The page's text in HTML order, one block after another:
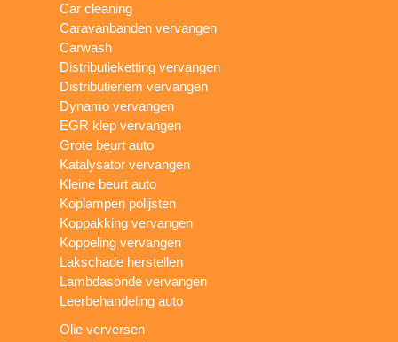
Car cleaning
Caravanbanden vervangen
Carwash
Distributieketting vervangen
Distributieriem vervangen
Dynamo vervangen
EGR klep vervangen
Grote beurt auto
Katalysator vervangen
Kleine beurt auto
Koplampen polijsten
Koppakking vervangen
Koppeling vervangen
Lakschade herstellen
Lambdasonde vervangen
Leerbehandeling auto
Olie verversen